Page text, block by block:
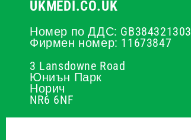
UKMEDI.CO.UK
Номер по ДДС: GB384321303
Фирмен номер: 11673847
3 Lansdowne Road
Юниън Парк
Норич
NR6 6NF